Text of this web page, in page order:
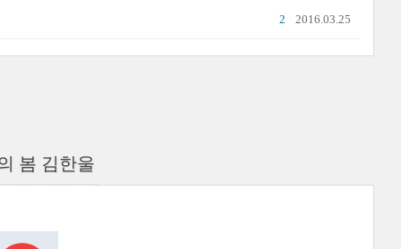
2016.03.25
2
봄 김한울